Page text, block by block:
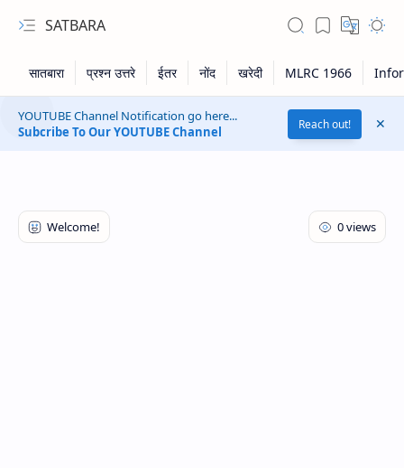
SATBARA
YOUTUBE Channel Notification go here...
Subcribe To Our YOUTUBE Channel
Reach out!